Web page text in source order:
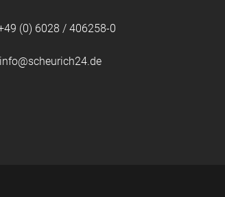
(0) 6028 / 406258-0
info@scheurich24.de